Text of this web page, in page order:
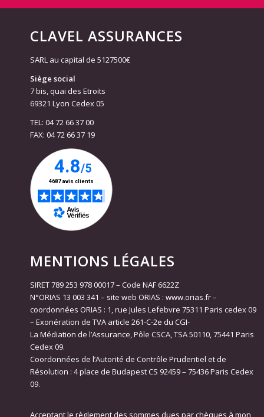
CLAVEL ASSURANCES
SARL au capital de 5127500€
Siège social
7 bis, quai des Etroits
69321 Lyon Cedex 05
TEL: 04 72 66 37 00
FAX: 04 72 66 37 19
MENTIONS LÉGALES
SIRET 789 253 978 00017 – Code NAF 6622Z
N°ORIAS 13 003 341 – site web ORIAS : www.orias.fr –
coordonnées ORIAS : 1, rue Jules Lefebvre 75311 Paris cedex 09
– Exonération de TVA article 261-C-2e du CGI-
La Médiation de l’Assurance, Pôle CSCA, TSA 50110, 75441 Paris
Cedex 09.
Coordonnées de l’Autorité de Contrôle Prudentiel et de
Résolution : 4 place de Budapest CS 92459 – 75436 Paris Cedex
09.
Acceptant le règlement des sommes dues par chèques à mon